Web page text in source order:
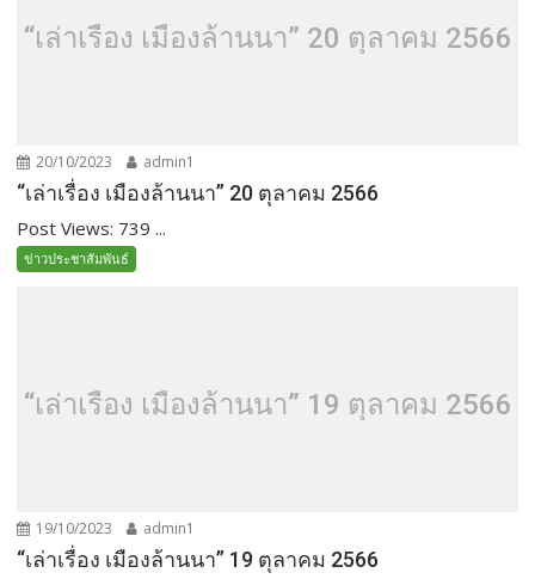
“เล่าเรื่อง เมืองล้านนา” 20 ตุลาคม 2566
20/10/2023 admin1
“เล่าเรื่อง เมืองล้านนา” 20 ตุลาคม 2566
Post Views: 739 ...
ข่าวประชาสัมพันธ์
“เล่าเรื่อง เมืองล้านนา” 19 ตุลาคม 2566
19/10/2023 admin1
“เล่าเรื่อง เมืองล้านนา” 19 ตุลาคม 2566